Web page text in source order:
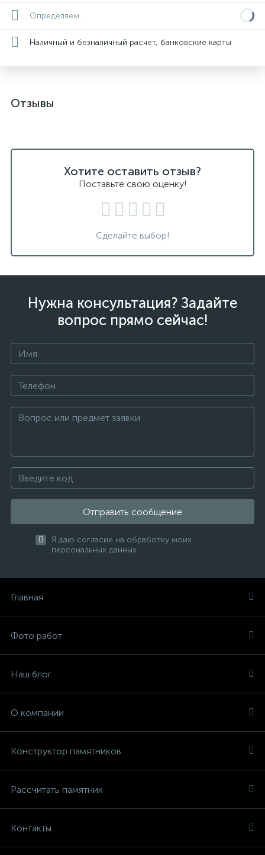
Определяем...
Наличный и безналичный расчет, банковские карты
Отзывы
Хотите оставить отзыв?
Поставьте свою оценку!
Сделайте выбор!
Нужна консультация? Задайте
вопрос прямо сейчас!
Отправить сообщение
Я даю согласие на обработку моих
персональных данных
Главная
Фото работ
Наш блог
О компании
Конструктор памятников
Рассчитать памятник
Контакты